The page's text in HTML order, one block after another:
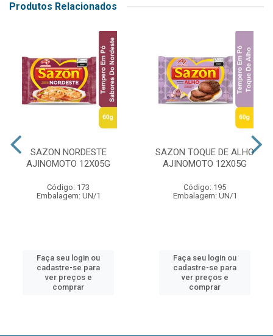
Produtos Relacionados
SAZON NORDESTE
AJINOMOTO 12X05G
Código: 173
Embalagem: UN/1
Faça seu login ou
cadastre-se para
ver preços e
comprar
SAZON TOQUE DE ALHO
AJINOMOTO 12X05G
Código: 195
Embalagem: UN/1
Faça seu login ou
cadastre-se para
ver preços e
comprar